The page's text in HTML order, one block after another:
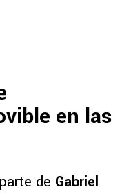
en las
de Gabriel